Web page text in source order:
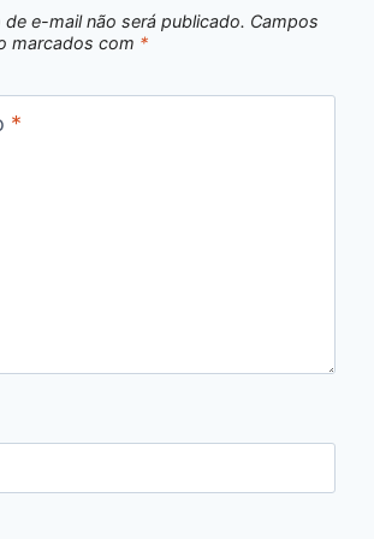
de e-mail não será publicado. Campos
marcados com *
*